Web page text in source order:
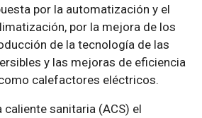
por la automatización y el
por la mejora de los
de la tecnología de las
y las mejoras de eficiencia
calefactores eléctricos.
caliente sanitaria (ACS) el